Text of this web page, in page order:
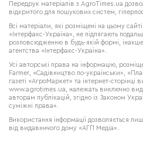
Передрук матеріалів з AgroTimes.ua
відкритого для пошукових систем,
Всі матеріали, які розміщені на цьому
«Інтерфакс-Україна», не підлягають
розповсюдженню в будь-якій формі,
агентства «Інтерфакс-Україна».
Усі авторські права на інформацію,
Farmer, «Садівництво по-українськи»,
газеті «АгроМаркет» та інтернет-сторінці
www.agrotimes.ua, належать виключно
авторам публікацій, згідно із Законом
суміжні права».
Використання інформації дозволяється
від видавничого дому «АГП Медіа».